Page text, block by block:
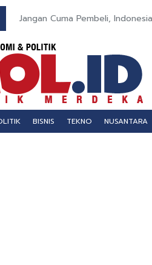
Jangan Cuma Pembeli,
BISNIS TEKNO NUSANTARA